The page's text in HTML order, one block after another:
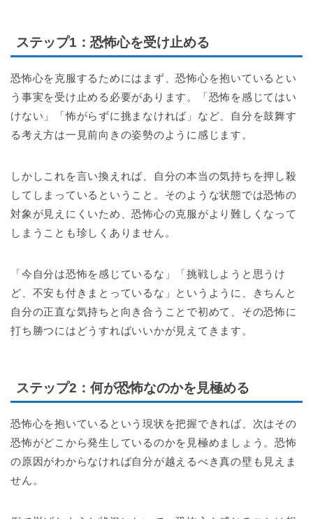
ステップ1 ：恐怖心を受け止める
恐怖心を克服するためにはまず、恐怖心を抱いているとい
う事実を受け止める必要があります。「恐怖を感じてはい
けない」「怖がらずに挑まなければ」など、自分を鼓舞す
る考え方は一見前向きの姿勢のように感じます。
しかしこれを言い換えれば、自分の本当の気持ちを押し殺
してしまっているということ。そのような状態では恐怖の
対象が見えにくいため、恐怖心の克服がより難しくなって
しまうことも珍しくありません。
「今自分は恐怖を感じているな」「挑戦しようと思うけ
ど、不安も付きまとっているな」というように、きちんと
自分の正直な気持ちと向き合うことで初めて、その恐怖に
打ち勝つにはどうすればいいかが見えてきます。
ステップ2 ：何が恐怖なのかを見極める
恐怖心を抱いているという現状を把握できれば、次はその
恐怖がどこから発生しているのかを見極めましょう。恐怖
の原因がわからなければ自分が越えるべき真の壁も見えま
せん。